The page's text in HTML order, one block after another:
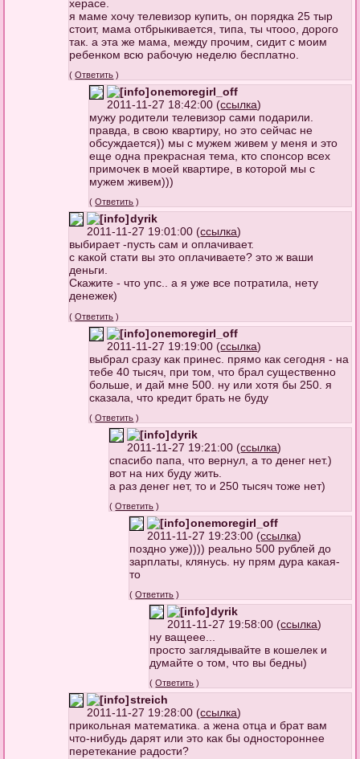
херасе.
я маме хочу телевизор купить, он порядка 25 тыр
стоит, мама отбрыкивается, типа, ты чтооо, дорого
так. а эта же мама, между прочим, сидит с моим
ребенком всю рабочую неделю бесплатно.
(Ответить )
onemoregirl_off
2011-11-27 18:42:00 (ссылка)
мужу родители телевизор сами подарили.
правда, в свою квартиру, но это сейчас не
обсуждается)) мы с мужем живем у меня и это
еще одна прекрасная тема, кто спонсор всех
примочек в моей квартире, в которой мы с
мужем живем)))
(Ответить )
dyrik
2011-11-27 19:01:00 (ссылка)
выбирает -пусть сам и оплачивает.
с какой стати вы это оплачиваете? это ж ваши
деньги.
Скажите - что упс.. а я уже все потратила, нету
денежек)
(Ответить )
onemoregirl_off
2011-11-27 19:19:00 (ссылка)
выбрал сразу как принес. прямо как сегодня - на
тебе 40 тысяч, при том, что брал существенно
больше, и дай мне 500. ну или хотя бы 250. я
сказала, что кредит брать не буду
(Ответить )
dyrik
2011-11-27 19:21:00 (ссылка)
спасибо папа, что вернул, а то денег нет.)
вот на них буду жить.
а раз денег нет, то и 250 тысяч тоже нет)
(Ответить )
onemoregirl_off
2011-11-27 19:23:00 (ссылка)
поздно уже)))) реально 500 рублей до
зарплаты, клянусь. ну прям дура какая-
то
(Ответить )
dyrik
2011-11-27 19:58:00 (ссылка)
ну ващеее...
просто заглядывайте в кошелек и
думайте о том, что вы бедны)
(Ответить )
streich
2011-11-27 19:28:00 (ссылка)
прикольная математика. а жена отца и брат вам
что-нибудь дарят или это как бы одностороннее
перетекание радости?